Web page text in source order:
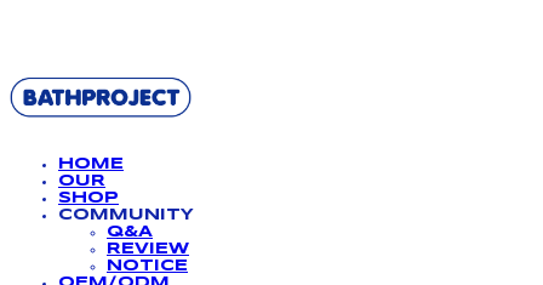
HOME
OUR
SHOP
COMMUNITY
Q&A
REVIEW
NOTICE